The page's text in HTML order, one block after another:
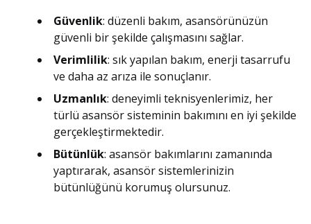
Güvenlik: düzenli bakım, asansörünüzün
güvenli bir şekilde çalışmasını sağlar.
Verimlilik: sık yapılan bakım, enerji tasarrufu
ve daha az arıza ile sonuçlanır.
Uzmanlık: deneyimli teknisyenlerimiz, her
türlü asansör sisteminin bakımını en iyi şekilde
gerçekleştirmektedir.
Bütünlük: asansör bakımlarını zamanında
yaptırarak, asansör sistemlerinizin
bütünlüğünü korumuş olursunuz.